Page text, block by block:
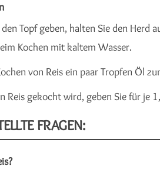
Topf geben, halten Sie den
Kochen mit kaltem Wasser.
von Reis ein paar Tropfen Öl
Reis gekocht wird, geben Sie für je
FRAGEN: